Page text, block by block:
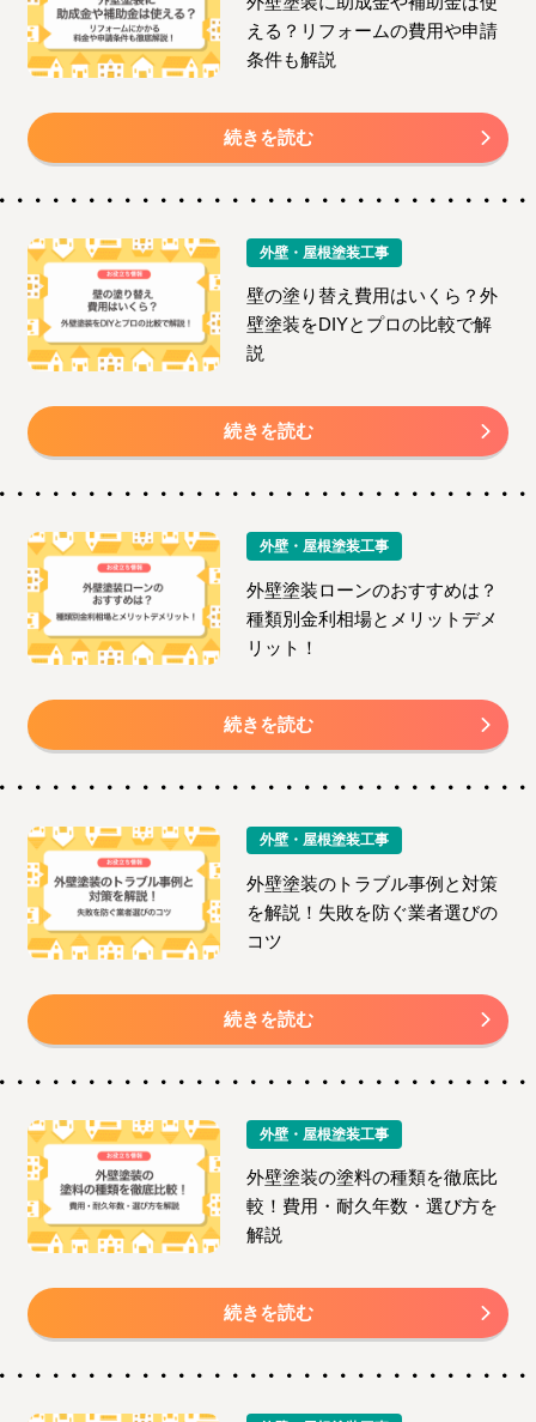
える？リフォームの費用や申請
条件も解説
続きを読む
外壁・屋根塗装工事
壁の塗り替え費用はいくら？外
壁塗装をDIYとプロの比較で解
説
続きを読む
外壁・屋根塗装工事
外壁塗装ローンのおすすめは？
種類別金利相場とメリットデメ
リット！
続きを読む
外壁・屋根塗装工事
外壁塗装のトラブル事例と対策
を解説！失敗を防ぐ業者選びの
コツ
続きを読む
外壁・屋根塗装工事
外壁塗装の塗料の種類を徹底比
較！費用・耐久年数・選び方を
解説
続きを読む